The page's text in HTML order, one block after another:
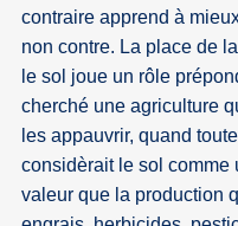
contraire apprend à
non contre. La place de
le sol joue un rôle
cherché une agriculture
les appauvrir, quand
considèrait le sol comme
valeur que la production